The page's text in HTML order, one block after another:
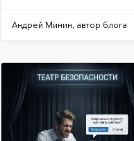
Андрей Минин, автор блога